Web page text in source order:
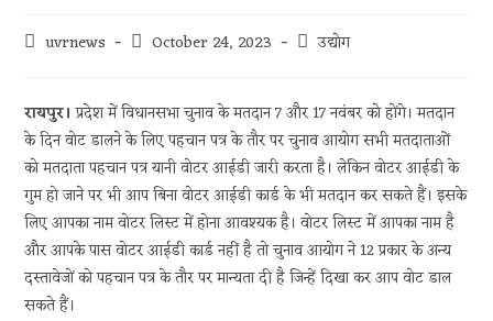
uvrnews October 24, 2023 उद्योग
रायपुर। प्रदेश में विधानसभा चुनाव के मतदान 7 और 17 नवंबर को होंगे। मतदान
के दिन वोट डालने के लिए पहचान पत्र के तौर पर चुनाव आयोग सभी मतदाताओं
को मतदाता पहचान पत्र यानी वोटर आईडी जारी करता है। लेकिन वोटर आईडी के
गुम हो जाने पर भी आप बिना वोटर आईडी कार्ड के भी मतदान कर सकते हैं। इसके
लिए आपका नाम वोटर लिस्ट में होना आवश्यक है। वोटर लिस्ट में आपका नाम है
और आपके पास वोटर आईडी कार्ड नहीं है तो चुनाव आयोग ने 12 प्रकार के अन्य
दस्तावेजों को पहचान पत्र के तौर पर मान्यता दी है जिन्हें दिखा कर आप वोट डाल
सकते हैं।